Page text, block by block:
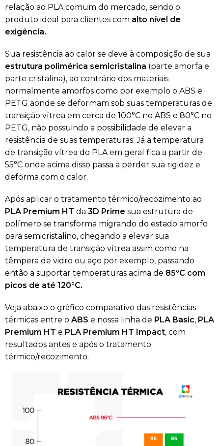
relação ao PLA comum do mercado, sendo o
produto ideal para clientes com alto nível de
exigência.
Sua resistência ao calor se deve à composição de sua
estrutura polimérica semicristalina (parte amorfa e
parte cristalina), ao contrário dos materiais
normalmente amorfos como por exemplo o ABS e
PETG aonde se deformam sob suas temperaturas de
transição vítrea em cerca de 100°C no ABS e 80°C no
PETG, não possuindo a possibilidade de elevar a
resistência de suas temperaturas. Já a temperatura
de transição vítrea do PLA em geral fica a partir de
55°C onde acima disso passa a perder sua rigidez e
deforma com o calor.
Após aplicar o tratamento térmico/recozimento ao
PLA Premium HT da 3D Prime sua estrutura de
polímero se transforma migrando do estado amorfo
para semicristalino, chegando a elevar sua
temperatura de transição vítrea assim como na
têmpera de vidro ou aço por exemplo, passando
então a suportar temperaturas acima de 85°C com
picos de até 120°C.
Veja abaixo o gráfico comparativo das resistências
térmicas entre o ABS e nossa linha de PLA Basic, PLA
Premium HT e PLA Premium HT Impact, com
resultados antes e após o tratamento
térmico/recozimento.